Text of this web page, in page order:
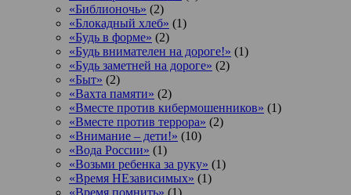
«Библионочь» (2)
«Блокадный хлеб» (1)
«Будь в форме» (2)
«Будь внимателен на дороге!» (1)
«Будь заметней на дороге» (2)
«Быт» (2)
«Вахта памяти» (2)
«Вместе против кибермошенников» (1)
«Вместе против террора» (2)
«Внимание – дети!» (10)
«Вода России» (1)
«Возьми ребенка за руку» (1)
«Время НЕзависимых» (1)
«Время помнить» (1)